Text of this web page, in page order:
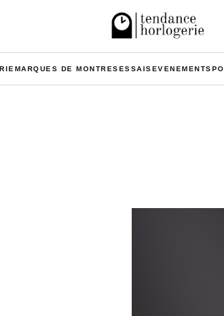
MARQUES DE MONTRESESSAISEVENEMENTS